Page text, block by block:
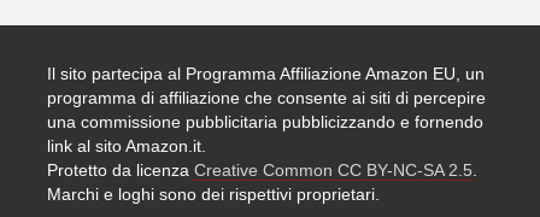
Il sito partecipa al Programma Affiliazione Amazon EU, un
programma di affiliazione che consente ai siti di percepire
una commissione pubblicitaria pubblicizzando e fornendo
link al sito Amazon.it.
Protetto da licenza Creative Common CC BY-NC-SA 2.5
Marchi e loghi sono dei rispettivi proprietari.